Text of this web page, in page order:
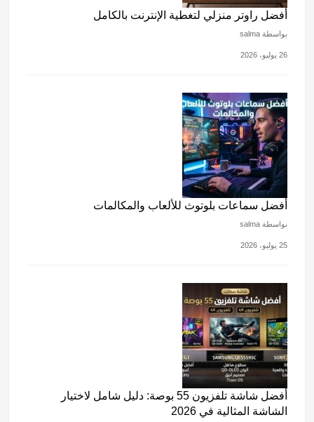
أفضل راوتر منزلي لتغطية الإنترنت بالكامل
بواسطة salma
26 يوليو، 2026
أفضل سماعات بلوتوث للألعاب والمكالمات
بواسطة salma
25 يوليو، 2026
أفضل شاشة تلفزيون 55 بوصة: دليل شامل لاختيار
الشاشة المثالية في 2026